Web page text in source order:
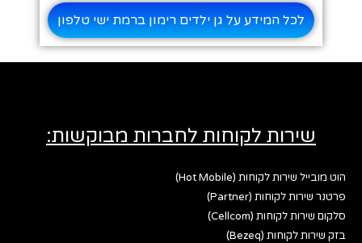
לכל המידע על גן ילדים רימון ברמת ישי טלפון
שירות לקוחות לחברות מבוקשות:
הוט מובייל שירות לקוחות (Hot Mobile)
פרטנר שירות לקוחות (Partner)
סלקום שירות לקוחות (Cellcom)
בזק שירות לקוחות (Bezeq)